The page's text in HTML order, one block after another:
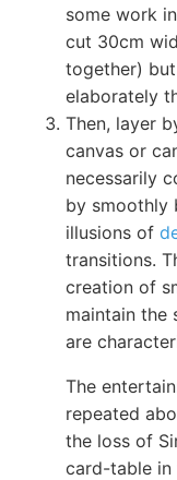
some work
cut 30cm
together)
elaborately
Then, layer
canvas or
necessarily
by smoothly
illusions of
transitions.
creation of
maintain the
are
The
repeated
the loss of
card-table in